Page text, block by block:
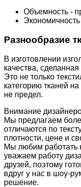
Объемность -
Разнообразие
В изготовлении
качества,
Это не только
категорию тканей
не предел.
Внимание
Мы предлагаем
отличаются по
плотности, цене и
Мы любим работать
уважаем работу
друзей, поэтому
вдруг у нас в шоу-
решение.